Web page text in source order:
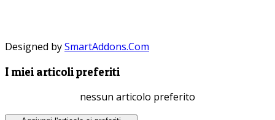
Designed bySmartAddons.Com
I miei articoli preferiti
nessun articolo preferito